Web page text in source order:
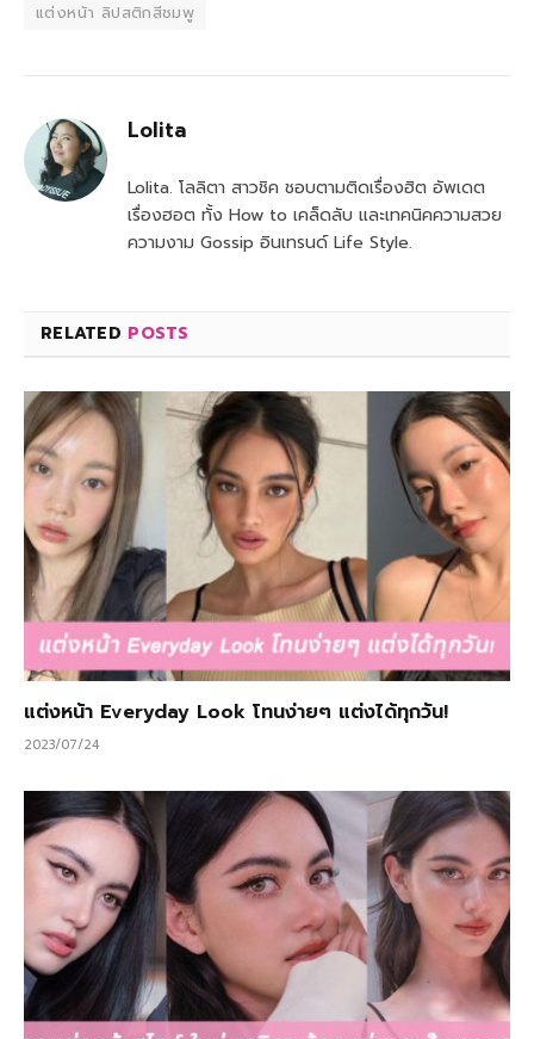
แต่งหน้า ลิปสติกสีชมพู
Lolita
Lolita. โลลิตา สาวชิค ชอบตามติดเรื่องฮิต อัพเดต
เรื่องฮอต ทั้ง How to เคล็ดลับ และเทคนิคความสวย
ความงาม Gossip อินเทรนด์ Life Style.
RELATED POSTS
แต่งหน้า Everyday Look โทนง่ายๆ แต่งได้ทุกวัน!
2023/07/24